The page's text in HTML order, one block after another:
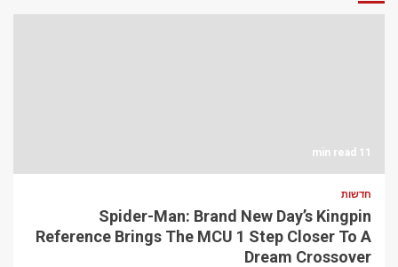
11 min read
חדשות
Spider-Man: Brand New Day’s Kingpin
Reference Brings The MCU 1 Step Closer To A
Dream Crossover